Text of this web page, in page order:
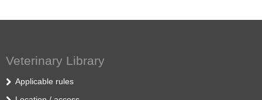
Veterinary Library
Applicable rules